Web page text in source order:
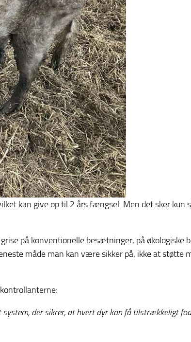
kan give op til 2 års fængsel. Men det sker kun
på konventionelle besætninger, på økologiske
måde man kan være sikker på, ikke at støtte
der sikrer, at hvert dyr kan få tilstrækkeligt